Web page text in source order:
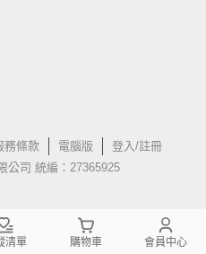
務條款 電腦版
登入/註冊
公司 統編：27365925
清單 購物車 會員中心